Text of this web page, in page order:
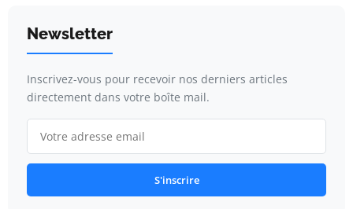
Newsletter
Inscrivez-vous pour recevoir nos derniers articles
directement dans votre boîte mail.
S'inscrire